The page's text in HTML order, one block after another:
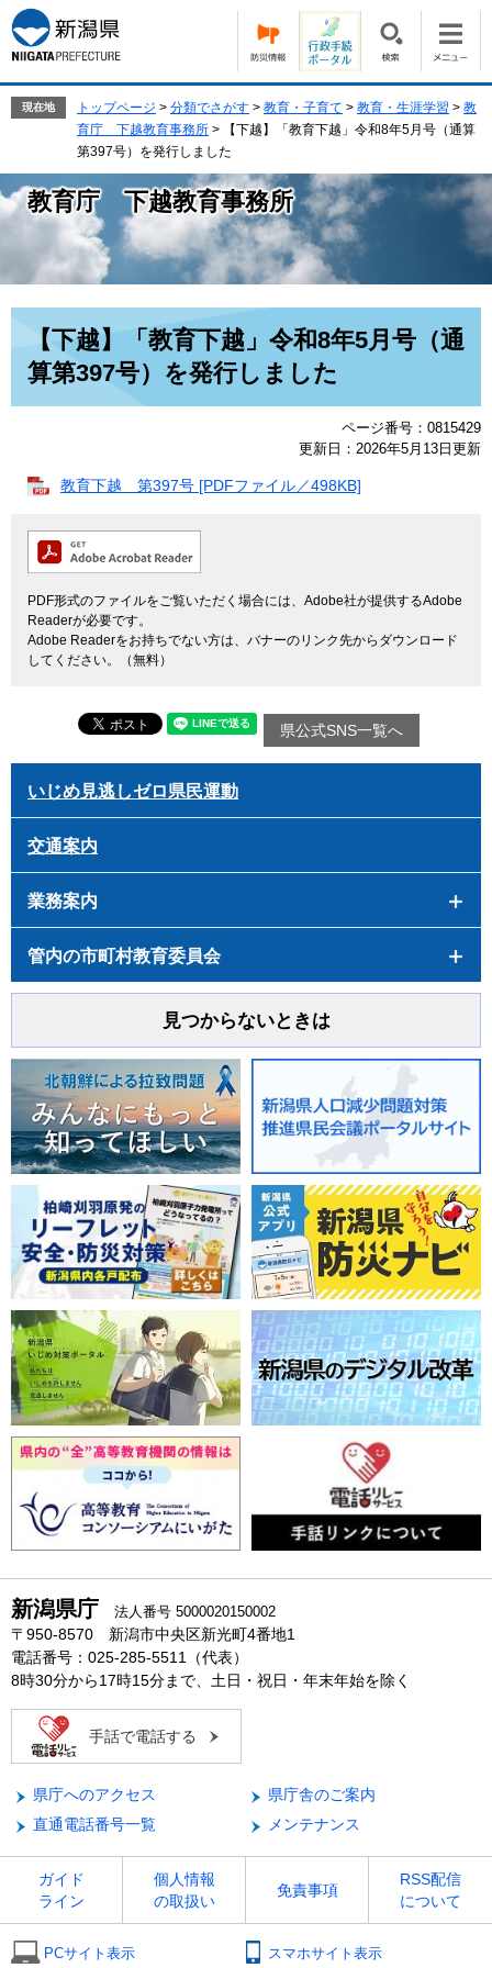
ー
ジ
の
す。
ニ
ュ
ー
し
て
本
現在地 トップページ > 分類でさがす > 教育・子育て > 教育・生涯学習 > 教
育庁 下越教育事務所 >
【下越】「教育下越」令和8年5月号（通算
第397号）を発行しました
教育庁 下越教育事務所
【下越】「教育下越」令和8年5月号（通
算第397号）を発行しました
ページ番号：0815429
更新日：2026年5月13日更新
教育下越 第397号 [PDFファイル／498KB]
PDF形式のファイルをご覧いただく場合には、Adobe社が提供するAdobe
Readerが必要です。
Adobe Readerをお持ちでない方は、バナーのリンク先からダウンロード
してください。（無料）
県公式SNS一覧へ
いじめ見逃しゼロ県民運動
交通案内
業務案内
管内の市町村教育委員会
見つからないときは
新潟県庁 法人番号 5000020150002
〒950-8570 新潟市中央区新光町4番地1
電話番号：025-285-5511（代表）
8時30分から17時15分まで、土日・祝日・年末年始を除く
手話で電話する
県庁へのアクセス
県庁舎のご案内
直通電話番号一覧
メンテナンス
ガイド
ライン
個人情報
の取扱い
免責事項
RSS配信
について
PCサイト表示 スマホサイト表示